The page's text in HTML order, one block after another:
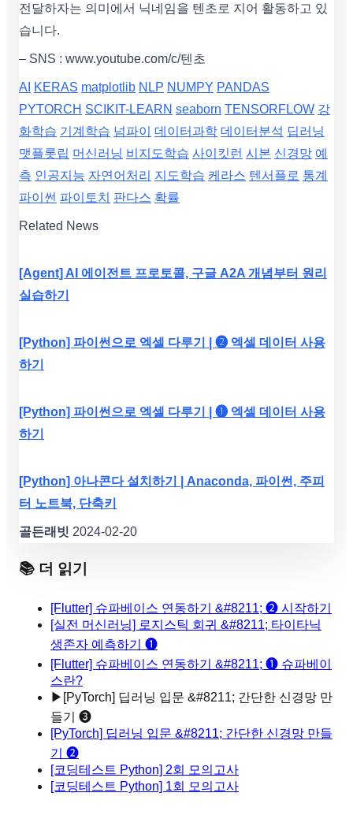
전달하자는 의미에서 닉네임을 텐초로 지어 활동하고 있
습니다.
– SNS : www.youtube.com/c/텐초
AI KERAS matplotlib NLP NUMPY PANDAS
PYTORCH SCIKIT-LEARN seaborn TENSORFLOW 강
화학습 기계학습 넘파이 데이터과학 데이터분석 딥러닝
맷플롯립 머신러닝 비지도학습 사이킷런 시본 신경망 예
측 인공지능 자연어처리 지도학습 케라스 텐서플로 통계
파이썬 파이토치 판다스 확률
Related News
[Agent] AI 에이전트 프로토콜, 구글 A2A 개념부터 원리
실습하기
[Python] 파이썬으로 엑셀 다루기 | ❷ 엑셀 데이터 사용
하기
[Python] 파이썬으로 엑셀 다루기 | ❶ 엑셀 데이터 사용
하기
[Python] 아나콘다 설치하기 | Anaconda, 파이썬, 주피
터 노트북, 단축키
골든래빗 2024-02-20
📚 더 읽기
[Flutter] 슈파베이스 연동하기 &#8211; ❷ 시작하기
[실전 머신러닝] 로지스틱 회귀 &#8211; 타이타닉
생존자 예측하기 ❶
[Flutter] 슈파베이스 연동하기 &#8211; ❶ 슈파베이
스란?
▶ [PyTorch] 딥러닝 입문 &#8211; 간단한 신경망 만
들기 ❸
[PyTorch] 딥러닝 입문 &#8211; 간단한 신경망 만들
기 ❷
[코딩테스트 Python] 2회 모의고사
[코딩테스트 Python] 1회 모의고사